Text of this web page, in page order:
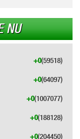
NU
(59518)
+0
(64097)
+0
(1007077)
+0
(188128)
+0
(204450)
+0